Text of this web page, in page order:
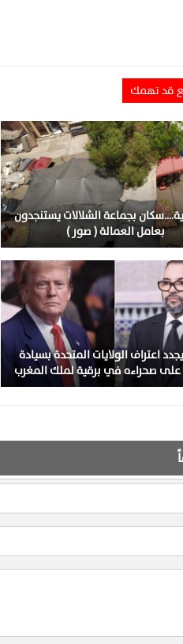
قد تهمك
بجماعة الشلالات يستنجدون
بعامل العمالة ( صور )
اعتراف الولايات المتحدة بسيادة
على صحراءه في برقية لملك المغرب